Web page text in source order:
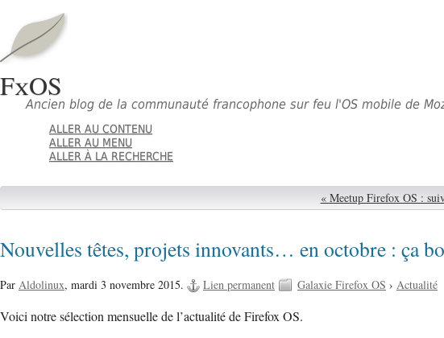
FxOS
Ancien blog de la communauté francophone sur feu l'OS mobile de
ALLER AU CONTENU
ALLER AU MENU
ALLER À LA RECHERCHE
« Meetup Firefox OS :
Nouvelles têtes, projets innovants… en octobre : ça
Par Aldolinux, mardi 3 novembre 2015. Lien permanent Galaxie Firefox OS › Actualité
Voici notre sélection mensuelle de l’actualité de Firefox OS.